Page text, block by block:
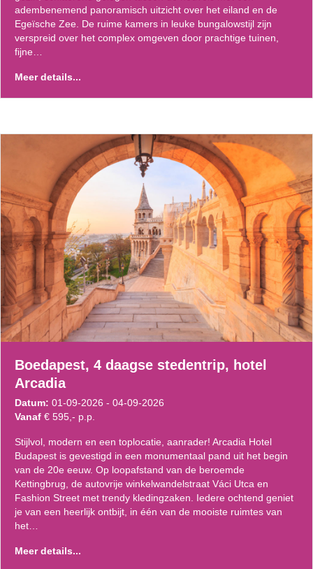
adembenemend panoramisch uitzicht over het eiland en de
Egeïsche Zee. De ruime kamers in leuke bungalowstijl zijn
verspreid over het complex omgeven door prachtige tuinen,
fijne…
Meer details...
Boedapest, 4 daagse stedentrip, hotel
Arcadia
Datum: 01-09-2026 - 04-09-2026
Vanaf € 595,- p.p.
Stijlvol, modern en een toplocatie, aanrader! Arcadia Hotel
Budapest is gevestigd in een monumentaal pand uit het begin
van de 20e eeuw. Op loopafstand van de beroemde
Kettingbrug, de autovrije winkelwandelstraat Váci Utca en
Fashion Street met trendy kledingzaken. Iedere ochtend geniet
je van een heerlijk ontbijt, in één van de mooiste ruimtes van
het…
Meer details...